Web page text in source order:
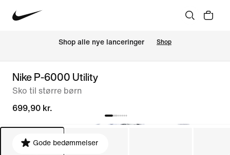
Shop alle nye lanceringer Shop
Nike P-6000 Utility
Sko til større børn
699,90 kr.
Gode bedømmelser